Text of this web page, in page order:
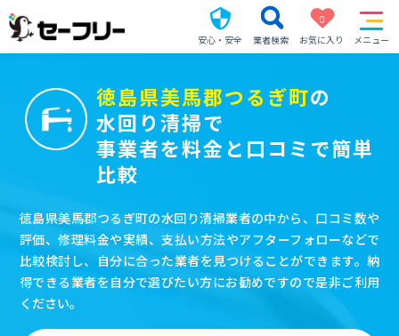
安心・安全 業者検索
0
お気に入り
メニュー
徳島県美馬郡つるぎ町の
水回り清掃で
事業者を料金と口コミで簡単
比較
徳島県美馬郡つるぎ町の水回り清掃業者の中から、口コミ数や
評価、修理料金や実績、支払い方法やアフターフォローなどで
比較検討し、自分に合った業者を見つけることができます。納
得できる業者を自分で選びたい方にお勧めですので是非ご利用
ください。